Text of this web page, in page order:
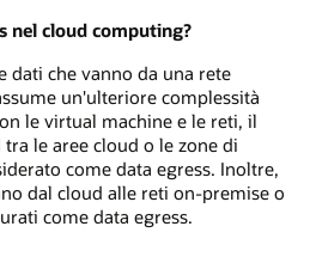
nel cloud computing?
dati che vanno da una rete
un'ulteriore complessità
le virtual machine e le reti, il
le aree cloud o le zone di
come data egress. Inoltre,
dal cloud alle reti on-premise o
come data egress.